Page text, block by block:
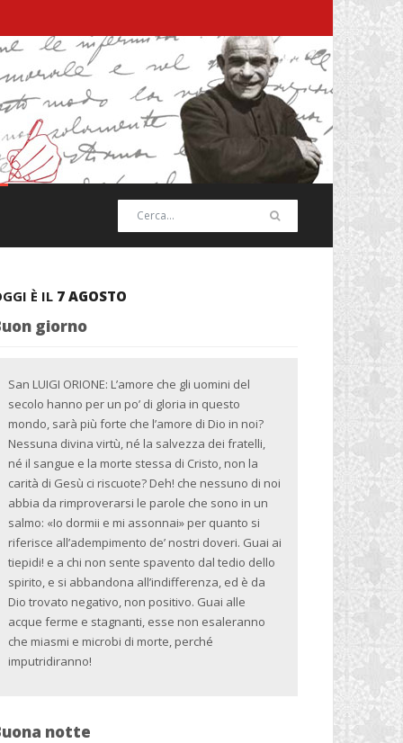
È IL 7 AGOSTO
giorno
San LUIGI ORIONE: L’amore che gli uomini del
secolo hanno per un po’ di gloria in questo
mondo, sarà più forte che l’amore di Dio in noi?
Nessuna divina virtù, né la salvezza dei fratelli,
né il sangue e la morte stessa di Cristo, non la
carità di Gesù ci riscuote? Deh! che nessuno di noi
abbia da rimproverarsi le parole che sono in un
salmo: «Io dormii e mi assonnai» per quanto si
riferisce all’adempimento de’ nostri doveri. Guai ai
tiepidi! e a chi non sente spavento dal tedio dello
spirito, e si abbandona all’indifferenza, ed è da
Dio trovato negativo, non positivo. Guai alle
acque ferme e stagnanti, esse non esaleranno
che miasmi e microbi di morte, perché
imputridiranno!
notte